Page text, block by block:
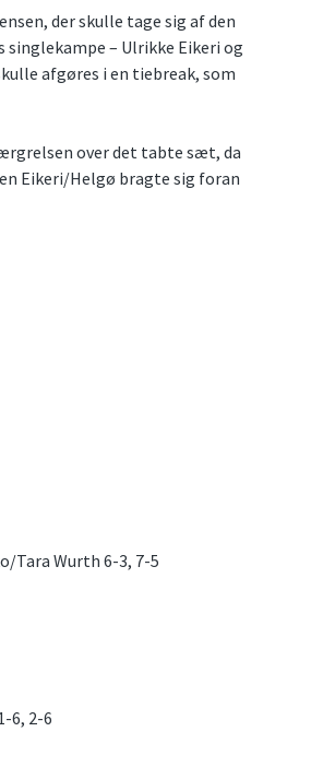
der skulle tage sig af den
singlekampe – Ulrikke Eikeri og
afgøres i en tiebreak, som
over det tabte sæt, da
Eikeri/Helgø bragte sig foran
Tara Wurth 6-3, 7-5
6, 2-6